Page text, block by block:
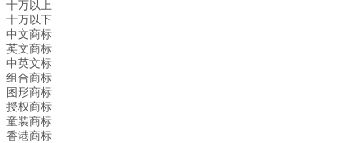
十万以上
十万以下
中文商标
英文商标
中英文标
组合商标
图形商标
授权商标
童装商标
香港商标